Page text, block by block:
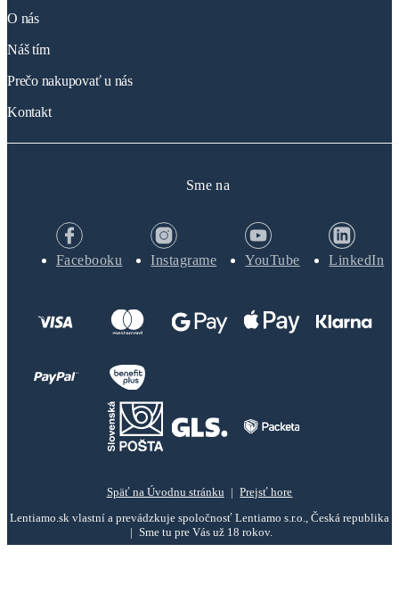
O nás
Náš tím
Prečo nakupovať u nás
Kontakt
Sme na
Facebooku Instagrame YouTube LinkedIn
Späť na Úvodnu stránku
Prejsť hore
Lentiamo.sk vlastní a prevádzkuje spoločnosť Lentiamo s.r.o., Česká republika
Sme tu pre Vás už 18 rokov.